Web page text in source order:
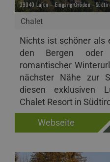
Chalet
39040 Lajen – Eingang Gröden -
Nichts ist schöner als
den Bergen
romantischer
nächster Nähe zur
diesen exklusiven
Chalet Resort in
Webseite